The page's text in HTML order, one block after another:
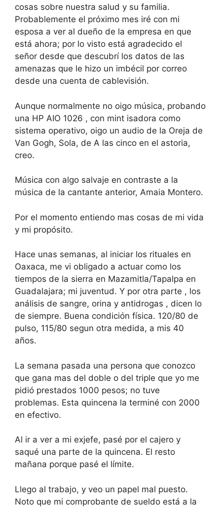
cosas sobre nuestra salud y su familia.
Probablemente el próximo mes iré con mi
esposa a ver al dueño de la empresa en que
está ahora; por lo visto está agradecido el
señor desde que descubrí los datos de las
amenazas que le hizo un imbécil por correo
desde una cuenta de cablevisión.
Aunque normalmente no oigo música, probando
una HP AIO 1026 , con mint isadora como
sistema operativo, oigo un audio de la Oreja de
Van Gogh, Sola, de A las cinco en el astoria,
creo.
Música con algo salvaje en contraste a la
música de la cantante anterior, Amaia Montero.
Por el momento entiendo mas cosas de mi vida
y mi propósito.
Hace unas semanas, al iniciar los rituales en
Oaxaca, me vi obligado a actuar como los
tiempos de la sierra en Mazamitla/Tapalpa en
Guadalajara; mi juventud. Y por otra parte , los
análisis de sangre, orina y antidrogas , dicen lo
de siempre. Buena condición física. 120/80 de
pulso, 115/80 segun otra medida, a mis 40
años.
La semana pasada una persona que conozco
que gana mas del doble o del triple que yo me
pidió prestados 1000 pesos; no tuve
problemas. Esta quincena la terminé con 2000
en efectivo.
Al ir a ver a mi exjefe, pasé por el cajero y
saqué una parte de la quincena. El resto
mañana porque pasé el límite.
Llego al trabajo, y veo un papel mal puesto.
Noto que mi comprobante de sueldo está a la